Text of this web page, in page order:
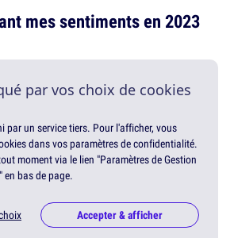
mes sentiments en 2023
par vos choix de cookies
par un service tiers. Pour l'afficher, vous
dans vos paramètres de confidentialité.
moment via le lien "Paramètres de Gestion
bas de page.
Accepter & afficher